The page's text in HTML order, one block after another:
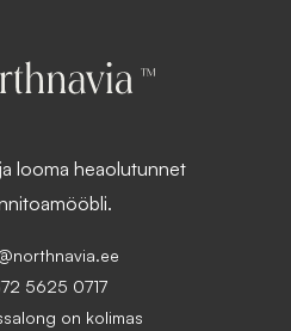
looma heaolutunnet
5625 0717
on kolimas